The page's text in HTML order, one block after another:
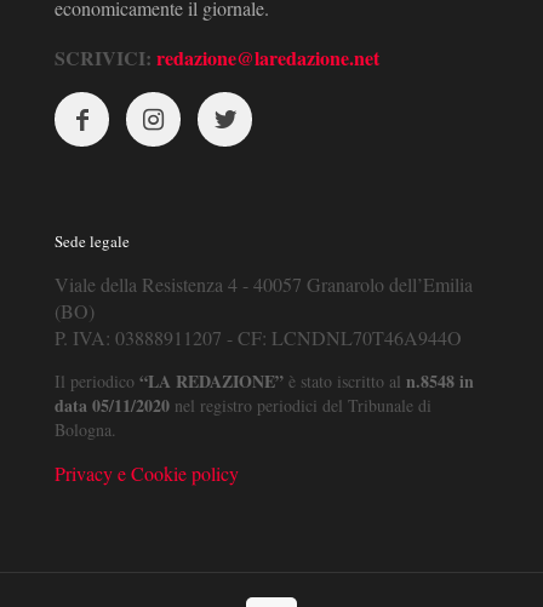
economicamente il giornale.
SCRIVICI: redazione@laredazione.net
Sede legale
Viale della Resistenza 4 - 40057 Granarolo dell’Emilia
(BO)
P. IVA: 03888911207 - CF: LCNDNL70T46A944O
Il periodico “LA REDAZIONE” è stato iscritto al n.8548 in
data 05/11/2020 nel registro periodici del Tribunale di
Bologna.
Privacy e Cookie policy